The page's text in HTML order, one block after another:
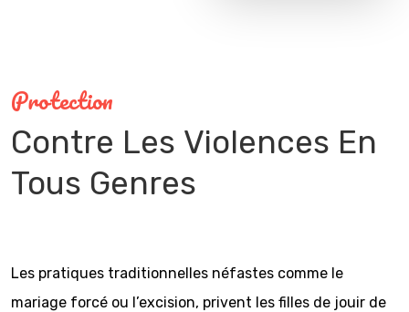
Protection
Contre Les Violences En
Tous Genres
Les pratiques traditionnelles néfastes comme le
mariage forcé ou l’excision, privent les filles de jouir de